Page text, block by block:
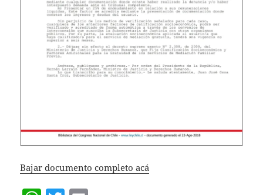
Bajar documento completo acá